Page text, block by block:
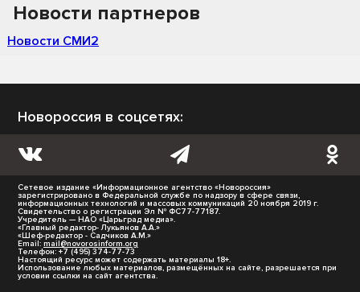
Новости партнеров
Новости СМИ2
Новороссия в соцсетях:
Сетевое издание «Информационное агентство «Новороссия»
зарегистрировано в Федеральной службе по надзору в сфере связи,
информационных технологий и массовых коммуникаций 20 ноября 2019 г.
Свидетельство о регистрации Эл № ФС77-77187.
Учредитель — НАО «Царьград медиа».
«Главный редактор- Лукьянов А.А.»
«Шеф-редактор - Садчиков А.М.»
Email: mail@novorosinform.org
Телефон: +7 (495) 374-77-73
Настоящий ресурс может содержать материалы 18+.
Использование любых материалов, размещённых на сайте, разрешается при
условии ссылки на сайт агентства.